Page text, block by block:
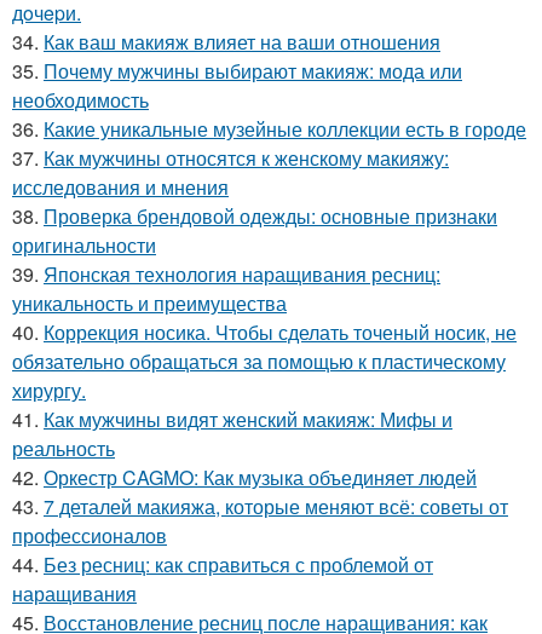
дoчepи.
34. Как ваш макияж влияет на ваши отношения
35. Почему мужчины выбирают макияж: мода или
необходимость
36. Какие уникальные музейные коллекции есть в городе
37. Как мужчины относятся к женскому макияжу:
исследования и мнения
38. Проверка брендовой одежды: основные признаки
оригинальности
39. Японская технология наращивания ресниц:
уникальность и преимущества
40. Коррекция носика. Чтобы сделать точеный носик, не
обязательно обращаться за помощью к пластическому
хирургу.
41. Как мужчины видят женский макияж: Мифы и
реальность
42. Оркестр CAGMO: Как музыка объединяет людей
43. 7 деталей макияжа, которые меняют всё: советы от
профессионалов
44. Без ресниц: как справиться с проблемой от
наращивания
45. Восстановление ресниц после наращивания: как